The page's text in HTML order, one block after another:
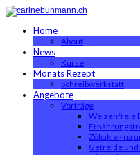
Home
About
News
Kurse
Monats Rezept
Schreibwerkstatt
Angebote
Vorträge
Weizenfreie
Zöliakie - na
Getreide